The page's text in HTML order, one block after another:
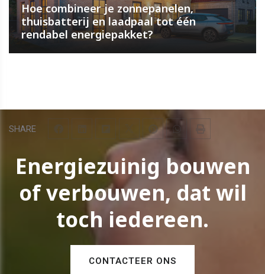
SHARE
Hoe combineer je zonnepanelen,
thuisbatterij en laadpaal tot één
rendabel energiepakket?
Energiezuinig bouwen
of verbouwen, dat wil
toch iedereen.
CONTACTEER ONS